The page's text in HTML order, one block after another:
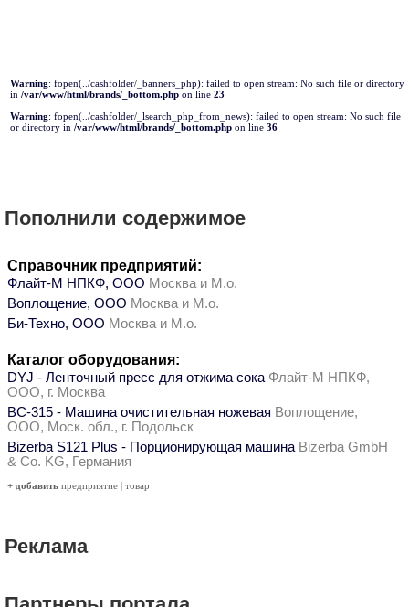
Warning: fopen(../cashfolder/_banners_php): failed to open stream: No such file or directory
in /var/www/html/brands/_bottom.php on line 23
Warning: fopen(../cashfolder/_lsearch_php_from_news): failed to open stream: No such file
or directory in /var/www/html/brands/_bottom.php on line 36
Пополнили содержимое
Справочник предприятий:
Флайт-М НПКФ, ООО Москва и М.о.
Воплощение, ООО Москва и М.о.
Би-Техно, ООО Москва и М.о.
Каталог оборудования:
DYJ - Ленточный пресс для отжима сока Флайт-М НПКФ,
ООО, г. Москва
ВС-315 - Машина очистительная ножевая Воплощение,
ООО, Моск. обл., г. Подольск
Bizerba S121 Plus - Порционирующая машина Bizerba GmbH
& Co. KG, Германия
+ добавить предприятие | товар
Реклама